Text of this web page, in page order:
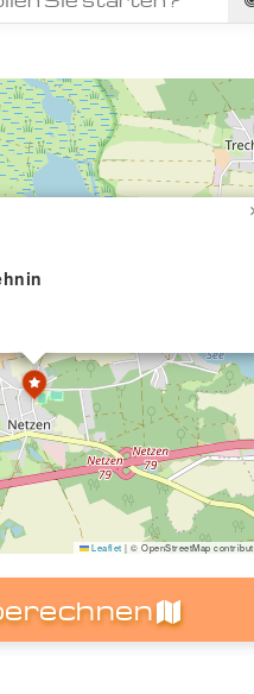
Leaflet | © OpenStreetMap